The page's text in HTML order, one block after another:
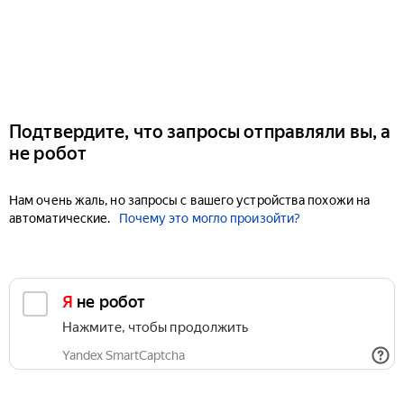
Подтвердите, что запросы отправляли вы, а
не робот
Нам очень жаль, но запросы с вашего устройства похожи на
автоматические.
Почему это могло произойти?
Я не робот
Нажмите, чтобы продолжить
Yandex SmartCaptcha